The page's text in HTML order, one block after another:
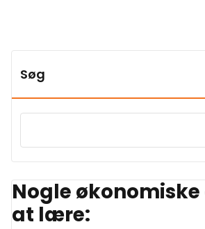
Søg
Nogle
at lære: